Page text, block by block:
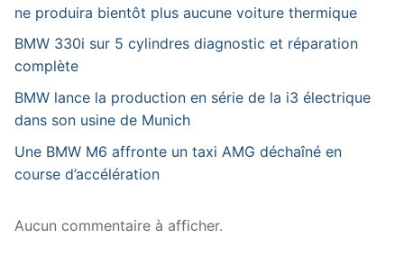
ne produira bientôt plus aucune voiture thermique
BMW 330i sur 5 cylindres diagnostic et réparation
complète
BMW lance la production en série de la i3 électrique
dans son usine de Munich
Une BMW M6 affronte un taxi AMG déchaîné en
course d’accélération
Aucun commentaire à afficher.